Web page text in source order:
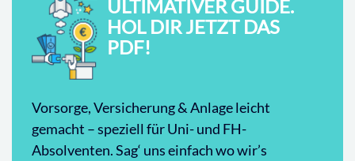
ULTIMATIVER GUIDE.
HOL DIR JETZT DAS
PDF!
Vorsorge, Versicherung & Anlage leicht
gemacht – speziell für Uni- und FH-
Absolventen. Sag‘ uns einfach wo wir’s